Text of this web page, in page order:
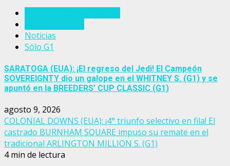
Noticias
Sólo G1
SARATOGA (EUA): ¡El regreso del Jedi! El Campeón
SOVEREIGNTY dio un galope en el WHITNEY S. (G1) y se
apuntó en la BREEDERS’ CUP CLASSIC (G1)
agosto 9, 2026
COLONIAL DOWNS (EUA): ¡4° triunfo selectivo en fila! El
castrado BURNHAM SQUARE impuso su remate en el
tradicional ARLINGTON MILLION S. (G1)
4 min de lectura